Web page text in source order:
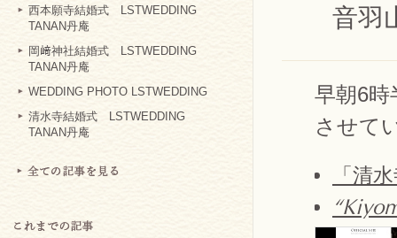
西本願寺結婚式 LSTWEDDING
TANAN丹庵
岡﨑神社結婚式 LSTWEDDING
TANAN丹庵
WEDDING PHOTO LSTWEDDING
清水寺結婚式 LSTWEDDING
TANAN丹庵
音羽
早朝6時
させて
「清